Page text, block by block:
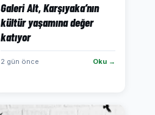
Galeri Alt, Karşıyaka’nın
kültür yaşamına değer
katıyor
2 gün önce Oku →